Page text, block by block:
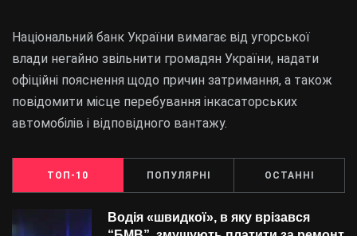
Національний банк України вимагає від угорської
влади негайно звільнити громадян України, надати
офіційні пояснення щодо причин затримання, а також
повідомити місце перебування інкасаторських
автомобілів і відповідного вантажу.
ТОП-10 ПОПУЛЯРНІ ОСТАННІ
Водія «швидкої», в яку врізався